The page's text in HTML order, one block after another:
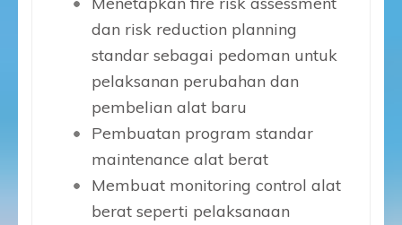
dan risk reduction planning
standar sebagai pedoman untuk
pelaksanan perubahan dan
pembelian alat baru
Pembuatan program standar
maintenance alat berat
Membuat monitoring control alat
berat seperti pelaksanaan